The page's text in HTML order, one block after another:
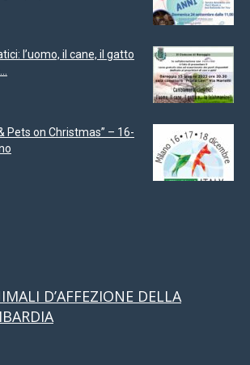
l’uomo, il cane, il gatto
Pets on Christmas” – 16-
D’AFFEZIONE DELLA